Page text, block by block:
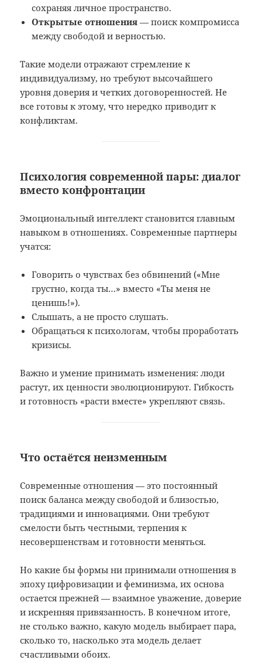
сохраняя личное пространство.
Открытые отношения — поиск компромисса
между свободой и верностью.
Такие модели отражают стремление к
индивидуализму, но требуют высочайшего
уровня доверия и четких договоренностей. Не
все готовы к этому, что нередко приводит к
конфликтам.
Психология современной пары: диалог
вместо конфронтации
Эмоциональный интеллект становится главным
навыком в отношениях. Современные партнеры
учатся:
Говорить о чувствах без обвинений («Мне
грустно, когда ты…» вместо «Ты меня не
ценишь!»).
Слышать, а не просто слушать.
Обращаться к психологам, чтобы проработать
кризисы.
Важно и умение принимать изменения: люди
растут, их ценности эволюционируют. Гибкость
и готовность «расти вместе» укрепляют связь.
Что остаётся неизменным
Современные отношения — это постоянный
поиск баланса между свободой и близостью,
традициями и инновациями. Они требуют
смелости быть честными, терпения к
несовершенствам и готовности меняться.
Но какие бы формы ни принимали отношения в
эпоху цифровизации и феминизма, их основа
остается прежней — взаимное уважение, доверие
и искренняя привязанность. В конечном итоге,
не столько важно, какую модель выбирает пара,
сколько то, насколько эта модель делает
счастливыми обоих.